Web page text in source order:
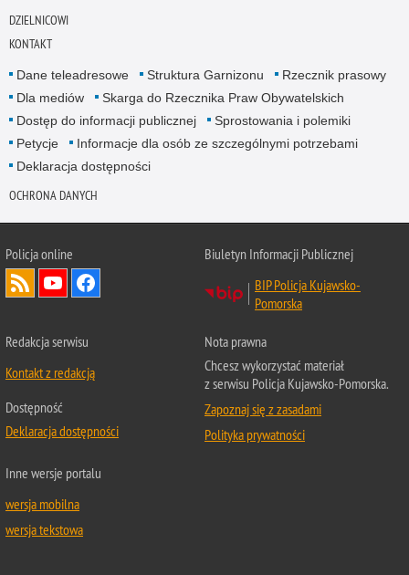
DZIELNICOWI
KONTAKT
Dane teleadresowe Struktura Garnizonu
Rzecznik prasowy
Dla mediów
Skarga do Rzecznika Praw Obywatelskich
Dostęp do informacji publicznej
Sprostowania i polemiki
Petycje
Informacje dla osób ze szczególnymi potrzebami
Deklaracja dostępności
OCHRONA DANYCH
Policja online
Biuletyn Informacji Publicznej
BIP Policja Kujawsko-
Pomorska
Redakcja serwisu
Kontakt z redakcją
Dostępność
Deklaracja dostępności
Nota prawna
Chcesz wykorzystać materiał
z serwisu Policja Kujawsko-Pomorska.
Zapoznaj się z zasadami
Polityka prywatności
Inne wersje portalu
wersja mobilna
wersja tekstowa